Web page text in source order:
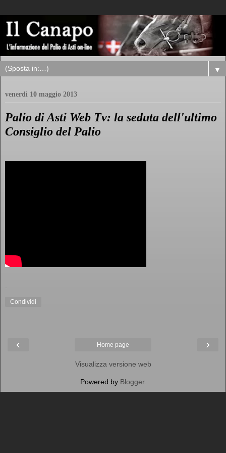
▼
venerdì 10 maggio 2013
Palio di Asti Web Tv: la seduta dell'ultimo
Consiglio del Palio
.
Condividi
‹ ›
Home page
Visualizza versione web
Powered by Blogger.